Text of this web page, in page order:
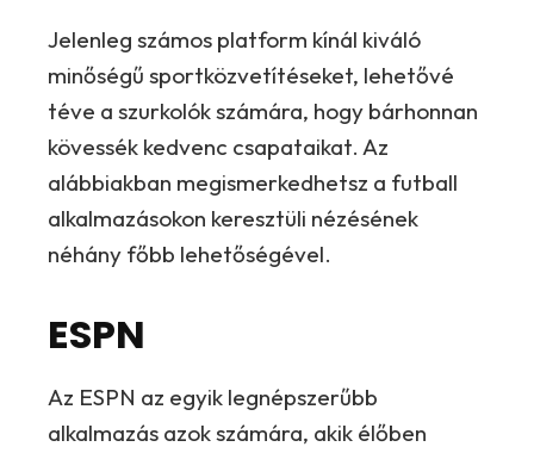
Jelenleg számos platform kínál kiváló
minőségű sportközvetítéseket, lehetővé
téve a szurkolók számára, hogy bárhonnan
kövessék kedvenc csapataikat. Az
alábbiakban megismerkedhetsz a futball
alkalmazásokon keresztüli nézésének
néhány főbb lehetőségével.
ESPN
Az ESPN az egyik legnépszerűbb
alkalmazás azok számára, akik élőben